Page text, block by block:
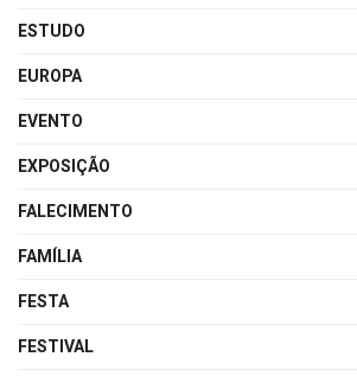
ESTUDO
EUROPA
EVENTO
EXPOSIÇÃO
FALECIMENTO
FAMÍLIA
FESTA
FESTIVAL